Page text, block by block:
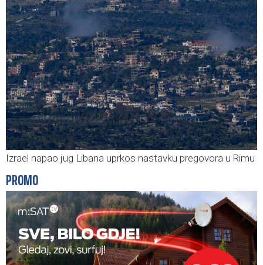
Izrael napao jug Libana uprkos nastavku pregovora u Rimu
PROMO